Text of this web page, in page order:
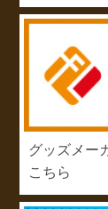
グッズメー
こちら